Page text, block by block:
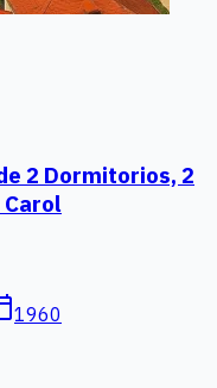
2 Dormitorios, 2
1960